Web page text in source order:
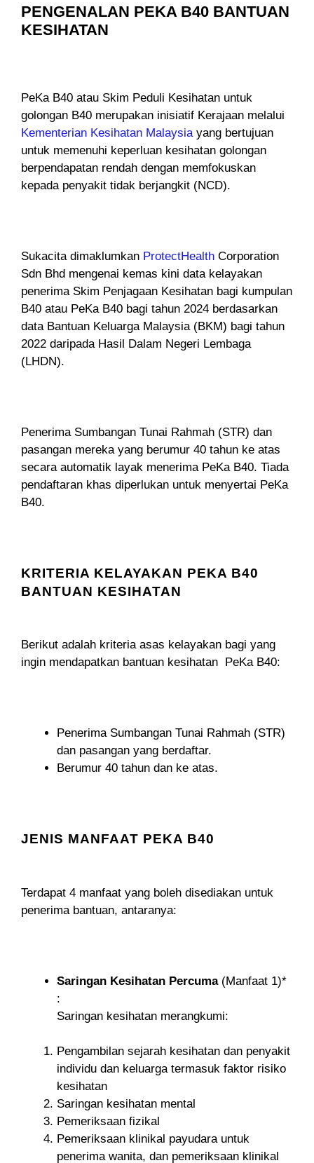
PENGENALAN PEKA B40 BANTUAN
KESIHATAN
PeKa B40 atau Skim Peduli Kesihatan untuk
golongan B40 merupakan inisiatif Kerajaan melalui
Kementerian Kesihatan Malaysia yang bertujuan
untuk memenuhi keperluan kesihatan golongan
berpendapatan rendah dengan memfokuskan
kepada penyakit tidak berjangkit (NCD).
Sukacita dimaklumkan ProtectHealth Corporation
Sdn Bhd mengenai kemas kini data kelayakan
penerima Skim Penjagaan Kesihatan bagi kumpulan
B40 atau PeKa B40 bagi tahun 2024 berdasarkan
data Bantuan Keluarga Malaysia (BKM) bagi tahun
2022 daripada Hasil Dalam Negeri Lembaga
(LHDN).
Penerima Sumbangan Tunai Rahmah (STR) dan
pasangan mereka yang berumur 40 tahun ke atas
secara automatik layak menerima PeKa B40. Tiada
pendaftaran khas diperlukan untuk menyertai PeKa
B40.
KRITERIA KELAYAKAN PEKA B40
BANTUAN KESIHATAN
Berikut adalah kriteria asas kelayakan bagi yang
ingin mendapatkan bantuan kesihatan PeKa B40:
Penerima Sumbangan Tunai Rahmah (STR)
dan pasangan yang berdaftar.
Berumur 40 tahun dan ke atas.
JENIS MANFAAT PEKA B40
Terdapat 4 manfaat yang boleh disediakan untuk
penerima bantuan, antaranya:
Saringan Kesihatan Percuma(Manfaat 1)*
:
Saringan kesihatan merangkumi:
Pengambilan sejarah kesihatan dan penyakit
individu dan keluarga termasuk faktor risiko
kesihatan
Saringan kesihatan mental
Pemeriksaan fizikal
Pemeriksaan klinikal payudara untuk
penerima wanita, dan pemeriksaan klinikal